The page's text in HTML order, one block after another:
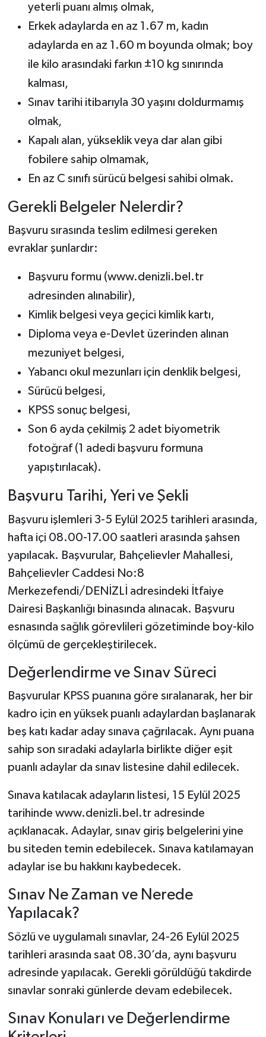
yeterli puanı almış olmak,
Erkek adaylarda en az 1.67 m, kadın
adaylarda en az 1.60 m boyunda olmak; boy
ile kilo arasındaki farkın ±10 kg sınırında
kalması,
Sınav tarihi itibarıyla 30 yaşını doldurmamış
olmak,
Kapalı alan, yükseklik veya dar alan gibi
fobilere sahip olmamak,
En az C sınıfı sürücü belgesi sahibi olmak.
Gerekli Belgeler Nelerdir?
Başvuru sırasında teslim edilmesi gereken
evraklar şunlardır:
Başvuru formu (www.denizli.bel.tr
adresinden alınabilir),
Kimlik belgesi veya geçici kimlik kartı,
Diploma veya e-Devlet üzerinden alınan
mezuniyet belgesi,
Yabancı okul mezunları için denklik belgesi,
Sürücü belgesi,
KPSS sonuç belgesi,
Son 6 ayda çekilmiş 2 adet biyometrik
fotoğraf (1 adedi başvuru formuna
yapıştırılacak).
Başvuru Tarihi, Yeri ve Şekli
Başvuru işlemleri 3-5 Eylül 2025 tarihleri arasında,
hafta içi 08.00-17.00 saatleri arasında şahsen
yapılacak. Başvurular, Bahçelievler Mahallesi,
Bahçelievler Caddesi No:8
Merkezefendi/DENİZLİ adresindeki İtfaiye
Dairesi Başkanlığı binasında alınacak. Başvuru
esnasında sağlık görevlileri gözetiminde boy-kilo
ölçümü de gerçekleştirilecek.
Değerlendirme ve Sınav Süreci
Başvurular KPSS puanına göre sıralanarak, her bir
kadro için en yüksek puanlı adaylardan başlanarak
beş katı kadar aday sınava çağrılacak. Aynı puana
sahip son sıradaki adaylarla birlikte diğer eşit
puanlı adaylar da sınav listesine dahil edilecek.
Sınava katılacak adayların listesi, 15 Eylül 2025
tarihinde www.denizli.bel.tr adresinde
açıklanacak. Adaylar, sınav giriş belgelerini yine
bu siteden temin edebilecek. Sınava katılamayan
adaylar ise bu hakkını kaybedecek.
Sınav Ne Zaman ve Nerede
Yapılacak?
Sözlü ve uygulamalı sınavlar, 24-26 Eylül 2025
tarihleri arasında saat 08.30’da, aynı başvuru
adresinde yapılacak. Gerekli görüldüğü takdirde
sınavlar sonraki günlerde devam edebilecek.
Sınav Konuları ve Değerlendirme